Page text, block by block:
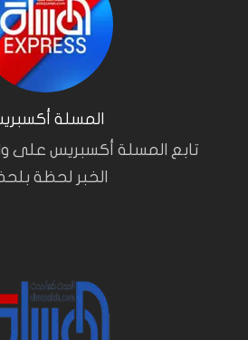
المسلة
تابع المسلة أكسبريس على
الخبر لحظة